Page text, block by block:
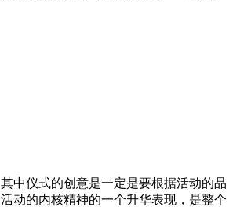
中仪式的创意是一定是要根据活动的品
动的内核精神的一个升华表现，是整个